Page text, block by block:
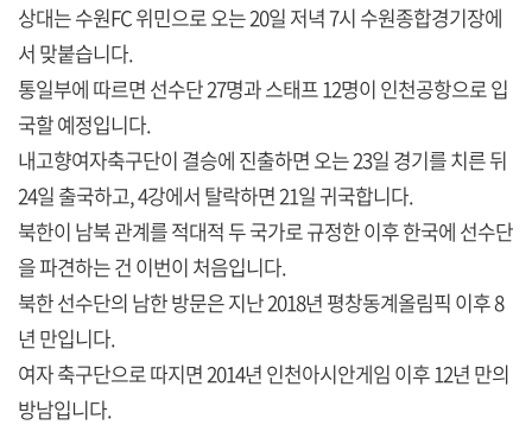
상대는 수원FC 위민으로 오는 20일 저녁 7시 수원종합경기장에
서 맞붙습니다.
통일부에 따르면 선수단 27명과 스태프 12명이 인천공항으로 입
국할 예정입니다.
내고향여자축구단이 결승에 진출하면 오는 23일 경기를 치른 뒤
24일 출국하고, 4강에서 탈락하면 21일 귀국합니다.
북한이 남북 관계를 적대적 두 국가로 규정한 이후 한국에 선수단
을 파견하는 건 이번이 처음입니다.
북한 선수단의 남한 방문은 지난 2018년 평창동계올림픽 이후 8
년 만입니다.
여자 축구단으로 따지면 2014년 인천아시안게임 이후 12년 만의
방남입니다.